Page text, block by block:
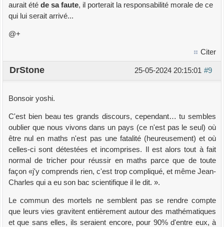
aurait été de sa faute, il porterait la responsabilité morale de ce
qui lui serait arrivé...
@+
Citer
#9
25-05-2024 20:15:01
DrStone
Bonsoir yoshi.
C'est bien beau tes grands discours, cependant… tu sembles
oublier que nous vivons dans un pays (ce n'est pas le seul) où
être nul en maths n'est pas une fatalité (heureusement) et où
celles-ci sont détestées et incomprises. Il est alors tout à fait
normal de tricher pour réussir en maths parce que de toute
façon «j'y comprends rien, c'est trop compliqué, et même Jean-
Charles qui a eu son bac scientifique il le dit. ».
Le commun des mortels ne semblent pas se rendre compte
que leurs vies gravitent entièrement autour des mathématiques
et que sans elles, ils seraient encore, pour 90% d'entre eux, à